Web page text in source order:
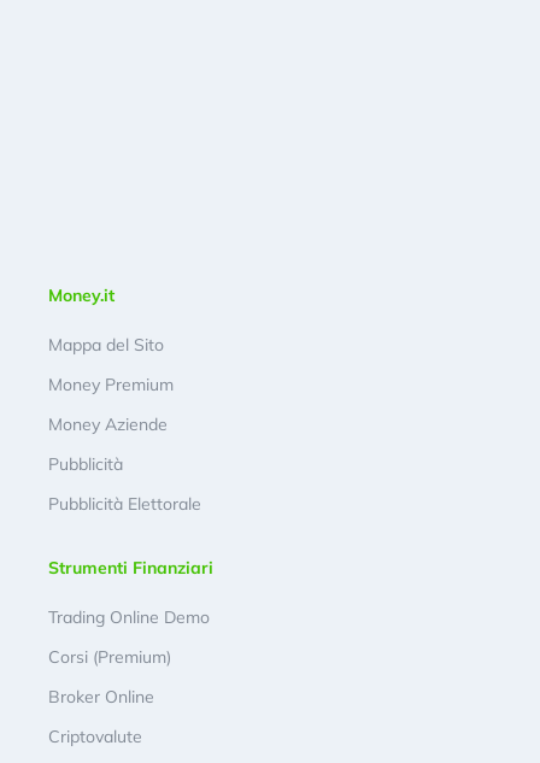
Money.it
Mappa del Sito
Money Premium
Money Aziende
Pubblicità
Pubblicità Elettorale
Strumenti Finanziari
Trading Online Demo
Corsi (Premium)
Broker Online
Criptovalute